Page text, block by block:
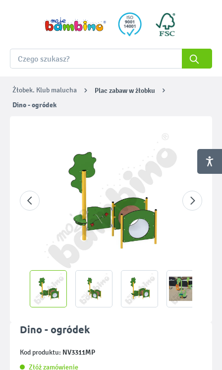
Żłobek. Klub malucha
Plac zabaw w żłobku
Dino - ogródek
Dino - ogródek
Kod produktu: NV3311MP
Złóż zamówienie